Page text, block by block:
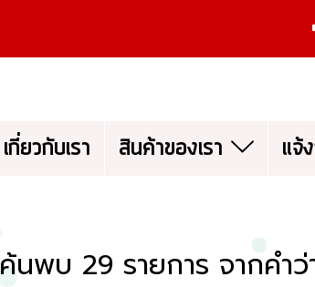
เกี่ยวกับเรา สินค้าของเรา แจ้
ค้นพบ 29 รายการ จากคำ